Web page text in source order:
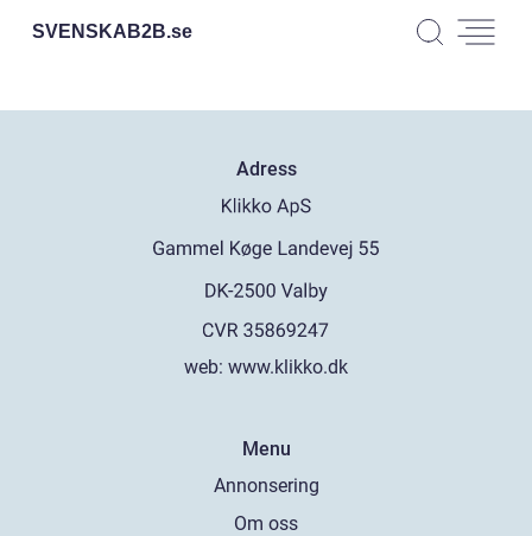
SVENSKAB2B.se
Adress
web: www.klikko.dk
Menu
Annonsering
Om oss